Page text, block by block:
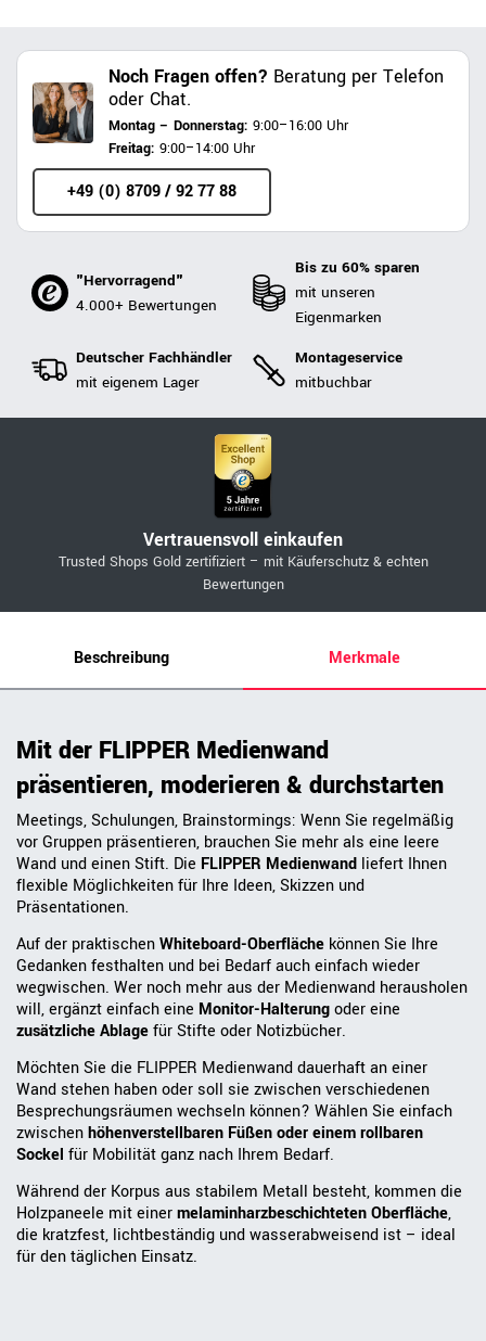
Noch Fragen offen? Beratung per Telefon
oder Chat.
Montag – Donnerstag: 9:00–16:00 Uhr
Freitag: 9:00–14:00 Uhr
+49 (0) 8709 / 92 77 88
"Hervorragend"
4.000+ Bewertungen
Bis zu 60% sparen
mit unseren
Eigenmarken
Deutscher Fachhändler
mit eigenem Lager
Montageservice
mitbuchbar
Vertrauensvoll einkaufen
Trusted Shops Gold zertifiziert – mit Käuferschutz & echten
Bewertungen
Beschreibung Merkmale
Mit der FLIPPER Medienwand
präsentieren, moderieren & durchstarten
Meetings, Schulungen, Brainstormings: Wenn Sie regelmäßig
vor Gruppen präsentieren, brauchen Sie mehr als eine leere
Wand und einen Stift. Die FLIPPER Medienwand liefert Ihnen
flexible Möglichkeiten für Ihre Ideen, Skizzen und
Präsentationen.
Auf der praktischenWhiteboard-Oberfläche können Sie Ihre
Gedanken festhalten und bei Bedarf auch einfach wieder
wegwischen. Wer noch mehr aus der Medienwand herausholen
will, ergänzt einfach eine Monitor-Halterungoder eine
zusätzliche Ablagefür Stifte oder Notizbücher.
Möchten Sie die FLIPPER Medienwand dauerhaft an einer
Wand stehen haben oder soll sie zwischen verschiedenen
Besprechungsräumen wechseln können? Wählen Sie einfach
zwischenhöhenverstellbaren Füßen oder einem rollbaren
Sockel für Mobilität ganz nach Ihrem Bedarf.
Während der Korpus aus stabilem Metall besteht, kommen die
Holzpaneele mit einermelaminharzbeschichteten Oberfläche,
die kratzfest, lichtbeständig und wasserabweisend ist – ideal
für den täglichen Einsatz.